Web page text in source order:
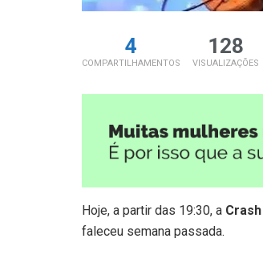
4
COMPARTILHAMENTOS
128
VISUALIZAÇÕES
Hoje, a partir das 19:30, a
faleceu semana passada.